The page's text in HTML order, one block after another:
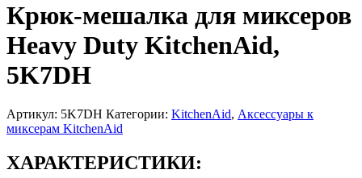
Крюк-мешалка для миксеров
Heavy Duty KitchenAid,
5K7DH
Артикул: 5K7DH Категории: KitchenAid, Аксессуары к
миксерам KitchenAid
ХАРАКТЕРИСТИКИ: